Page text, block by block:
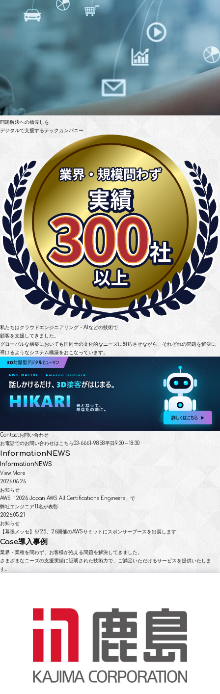
問題解決への橋渡しを
デジタルで支援するテックカンパニー
私たちはクラウドエンジニアリング・AIなどの技術で
顧客を支援してきました。
グローバルな構築においても国同士の文化的なニーズに対応させながら、 それぞれの問題を解決に
導けるようなシステム構築をおこなっています。
Contactお問い合わせ
お電話でのお問い合わせはこちら03-6661-9858平日9:30～18:30
InformationNEWS
InformationNEWS
View More
2026.06.26
お知らせ
AWS「2026 Japan AWS All Certifications Engineers」で
弊社エンジニア11名が表彰
2026.05.21
お知らせ
【幕張メッセ】6/25、26開催のAWSサミットにスポンサーブースを出展します
Case導入事例
業界・業種を問わず、お客様が抱える問題を解決してきました。
さまざまなニーズの支援実績に証明された技術力で、ご満足いただけるサービスを提供いたしま
す。